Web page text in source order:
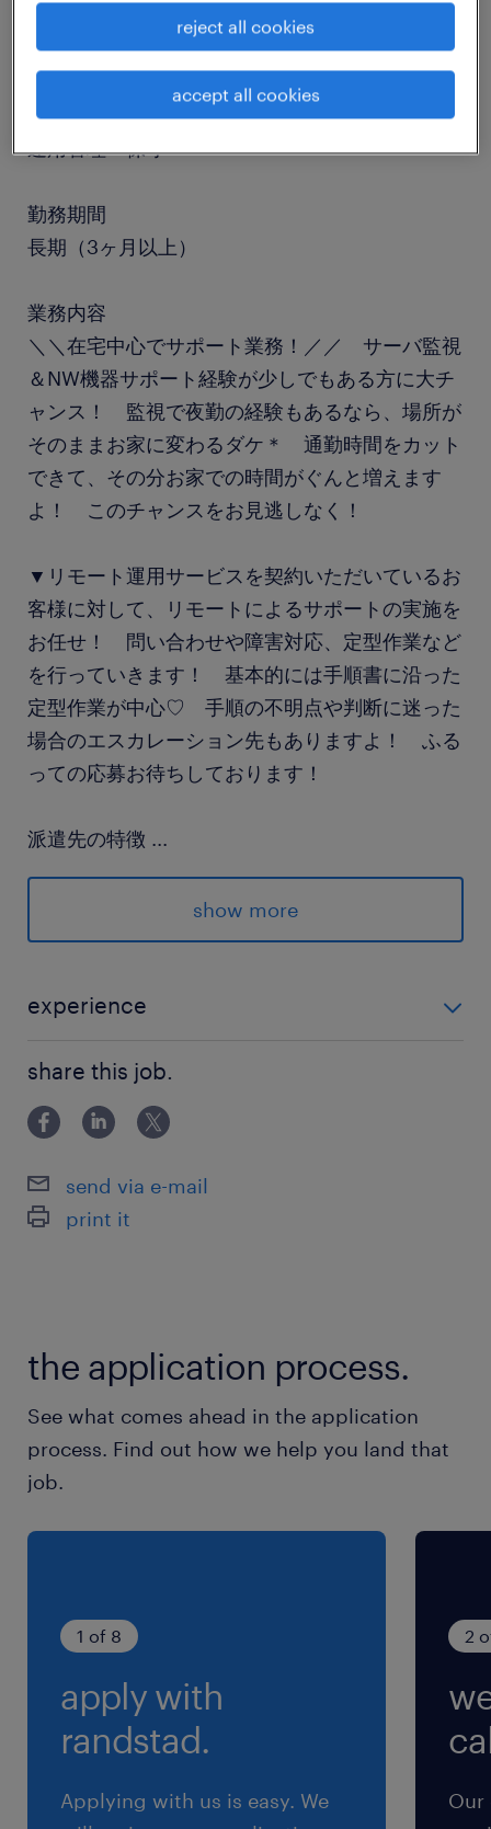
job details
職種
運用管理・保守
勤務期間
長期（3ヶ月以上）
業務内容
＼＼在宅中心でサポート業務！／／ サーバ監視
＆NW機器サポート経験が少しでもある方に大チ
ャンス！ 監視で夜勤の経験もあるなら、場所が
そのままお家に変わるダケ＊ 通勤時間をカット
できて、その分お家での時間がぐんと増えます
よ！ このチャンスをお見逃しなく！
▼リモート運用サービスを契約いただいているお
客様に対して、リモートによるサポートの実施を
お任せ！ 問い合わせや障害対応、定型作業など
を行っていきます！ 基本的には手順書に沿った
定型作業が中心♡ 手順の不明点や判断に迷った
場合のエスカレーション先もありますよ！ ふる
っての応募お待ちしております！
派遣先の特徴 ...
＜＜渋谷駅/大井競馬場駅＞＞
★在宅中心
★社会保険完備
★ネットワークエンジニア
最寄駅
急田園都市線、東急東横線、埼京線、山手線、湘
南新宿ライン／渋谷駅（徒歩5分）
シフトに準ずる ＊お休みのご希望もお気軽に相
就業時間
（1）9:00-17:30（実働7時間30分・休憩60分）
（2）17:00-9:00（実働14時間00分・休憩120
残業
月10hほど
※【 上限4万まで 】支給いたします！(※バス代
支給あり、弊社規定に基づく)
show more
experience
★ネットワーク機器のサポート経験がある方
share this job.
send via e-mail
print it
the application process.
See what comes ahead in the application
process. Find out how we help you land that
job.
1 of 8
apply with
randstad.
Applying with us is easy. We
2
Our
reject all cookies
accept all cookies